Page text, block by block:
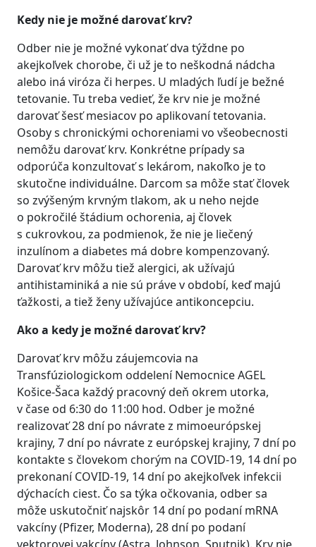
Kedy nie je možné darovať krv?
Odber nie je možné vykonať dva týždne po
akejkoľvek chorobe, či už je to neškodná nádcha
alebo iná viróza či herpes. U mladých ľudí je bežné
tetovanie. Tu treba vedieť, že krv nie je možné
darovať šesť mesiacov po aplikovaní tetovania.
Osoby s chronickými ochoreniami vo všeobecnosti
nemôžu darovať krv. Konkrétne prípady sa
odporúča konzultovať s lekárom, nakoľko je to
skutočne individuálne. Darcom sa môže stať človek
so zvýšeným krvným tlakom, ak u neho nejde
o pokročilé štádium ochorenia, aj človek
s cukrovkou, za podmienok, že nie je liečený
inzulínom a diabetes má dobre kompenzovaný.
Darovať krv môžu tiež alergici, ak užívajú
antihistaminiká a nie sú práve v období, keď majú
ťažkosti, a tiež ženy užívajúce antikoncepciu.
Ako a kedy je možné darovať krv?
Darovať krv môžu záujemcovia na
Transfúziologickom oddelení Nemocnice AGEL
Košice-Šaca každý pracovný deň okrem utorka,
v čase od 6:30 do 11:00 hod. Odber je možné
realizovať 28 dní po návrate z mimoeurópskej
krajiny, 7 dní po návrate z európskej krajiny, 7 dní po
kontakte s človekom chorým na COVID-19, 14 dní po
prekonaní COVID-19, 14 dní po akejkoľvek infekcii
dýchacích ciest. Čo sa týka očkovania, odber sa
môže uskutočniť najskôr 14 dní po podaní mRNA
vakcíny (Pfizer, Moderna), 28 dní po podaní